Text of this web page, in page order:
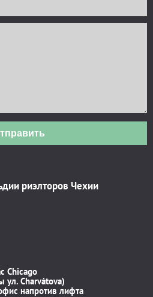
риэлторов Чехии
Chicago
ул. Charvátova)
напротив лифта